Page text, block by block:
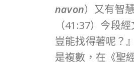
navon
豈能找得著呢？
是複數，在《聖